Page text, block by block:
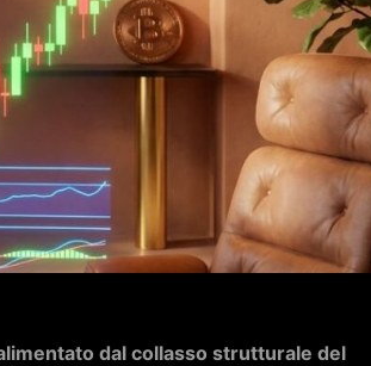
dal collasso strutturale del